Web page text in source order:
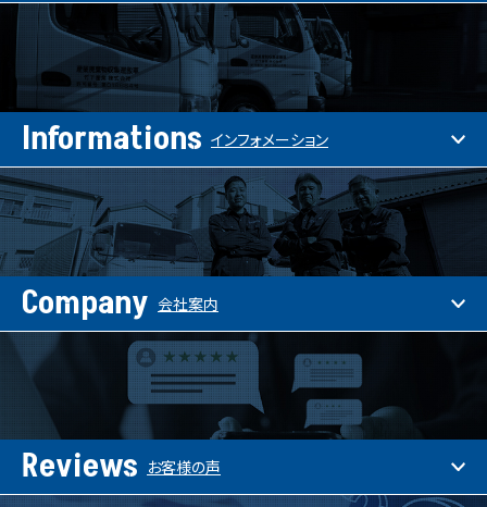
Informations インフォメーション
Company 会社案内
Reviews お客様の声